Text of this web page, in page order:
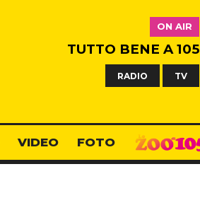
ON AIR
TUTTO BENE A 105
RADIO TV
VIDEO FOTO